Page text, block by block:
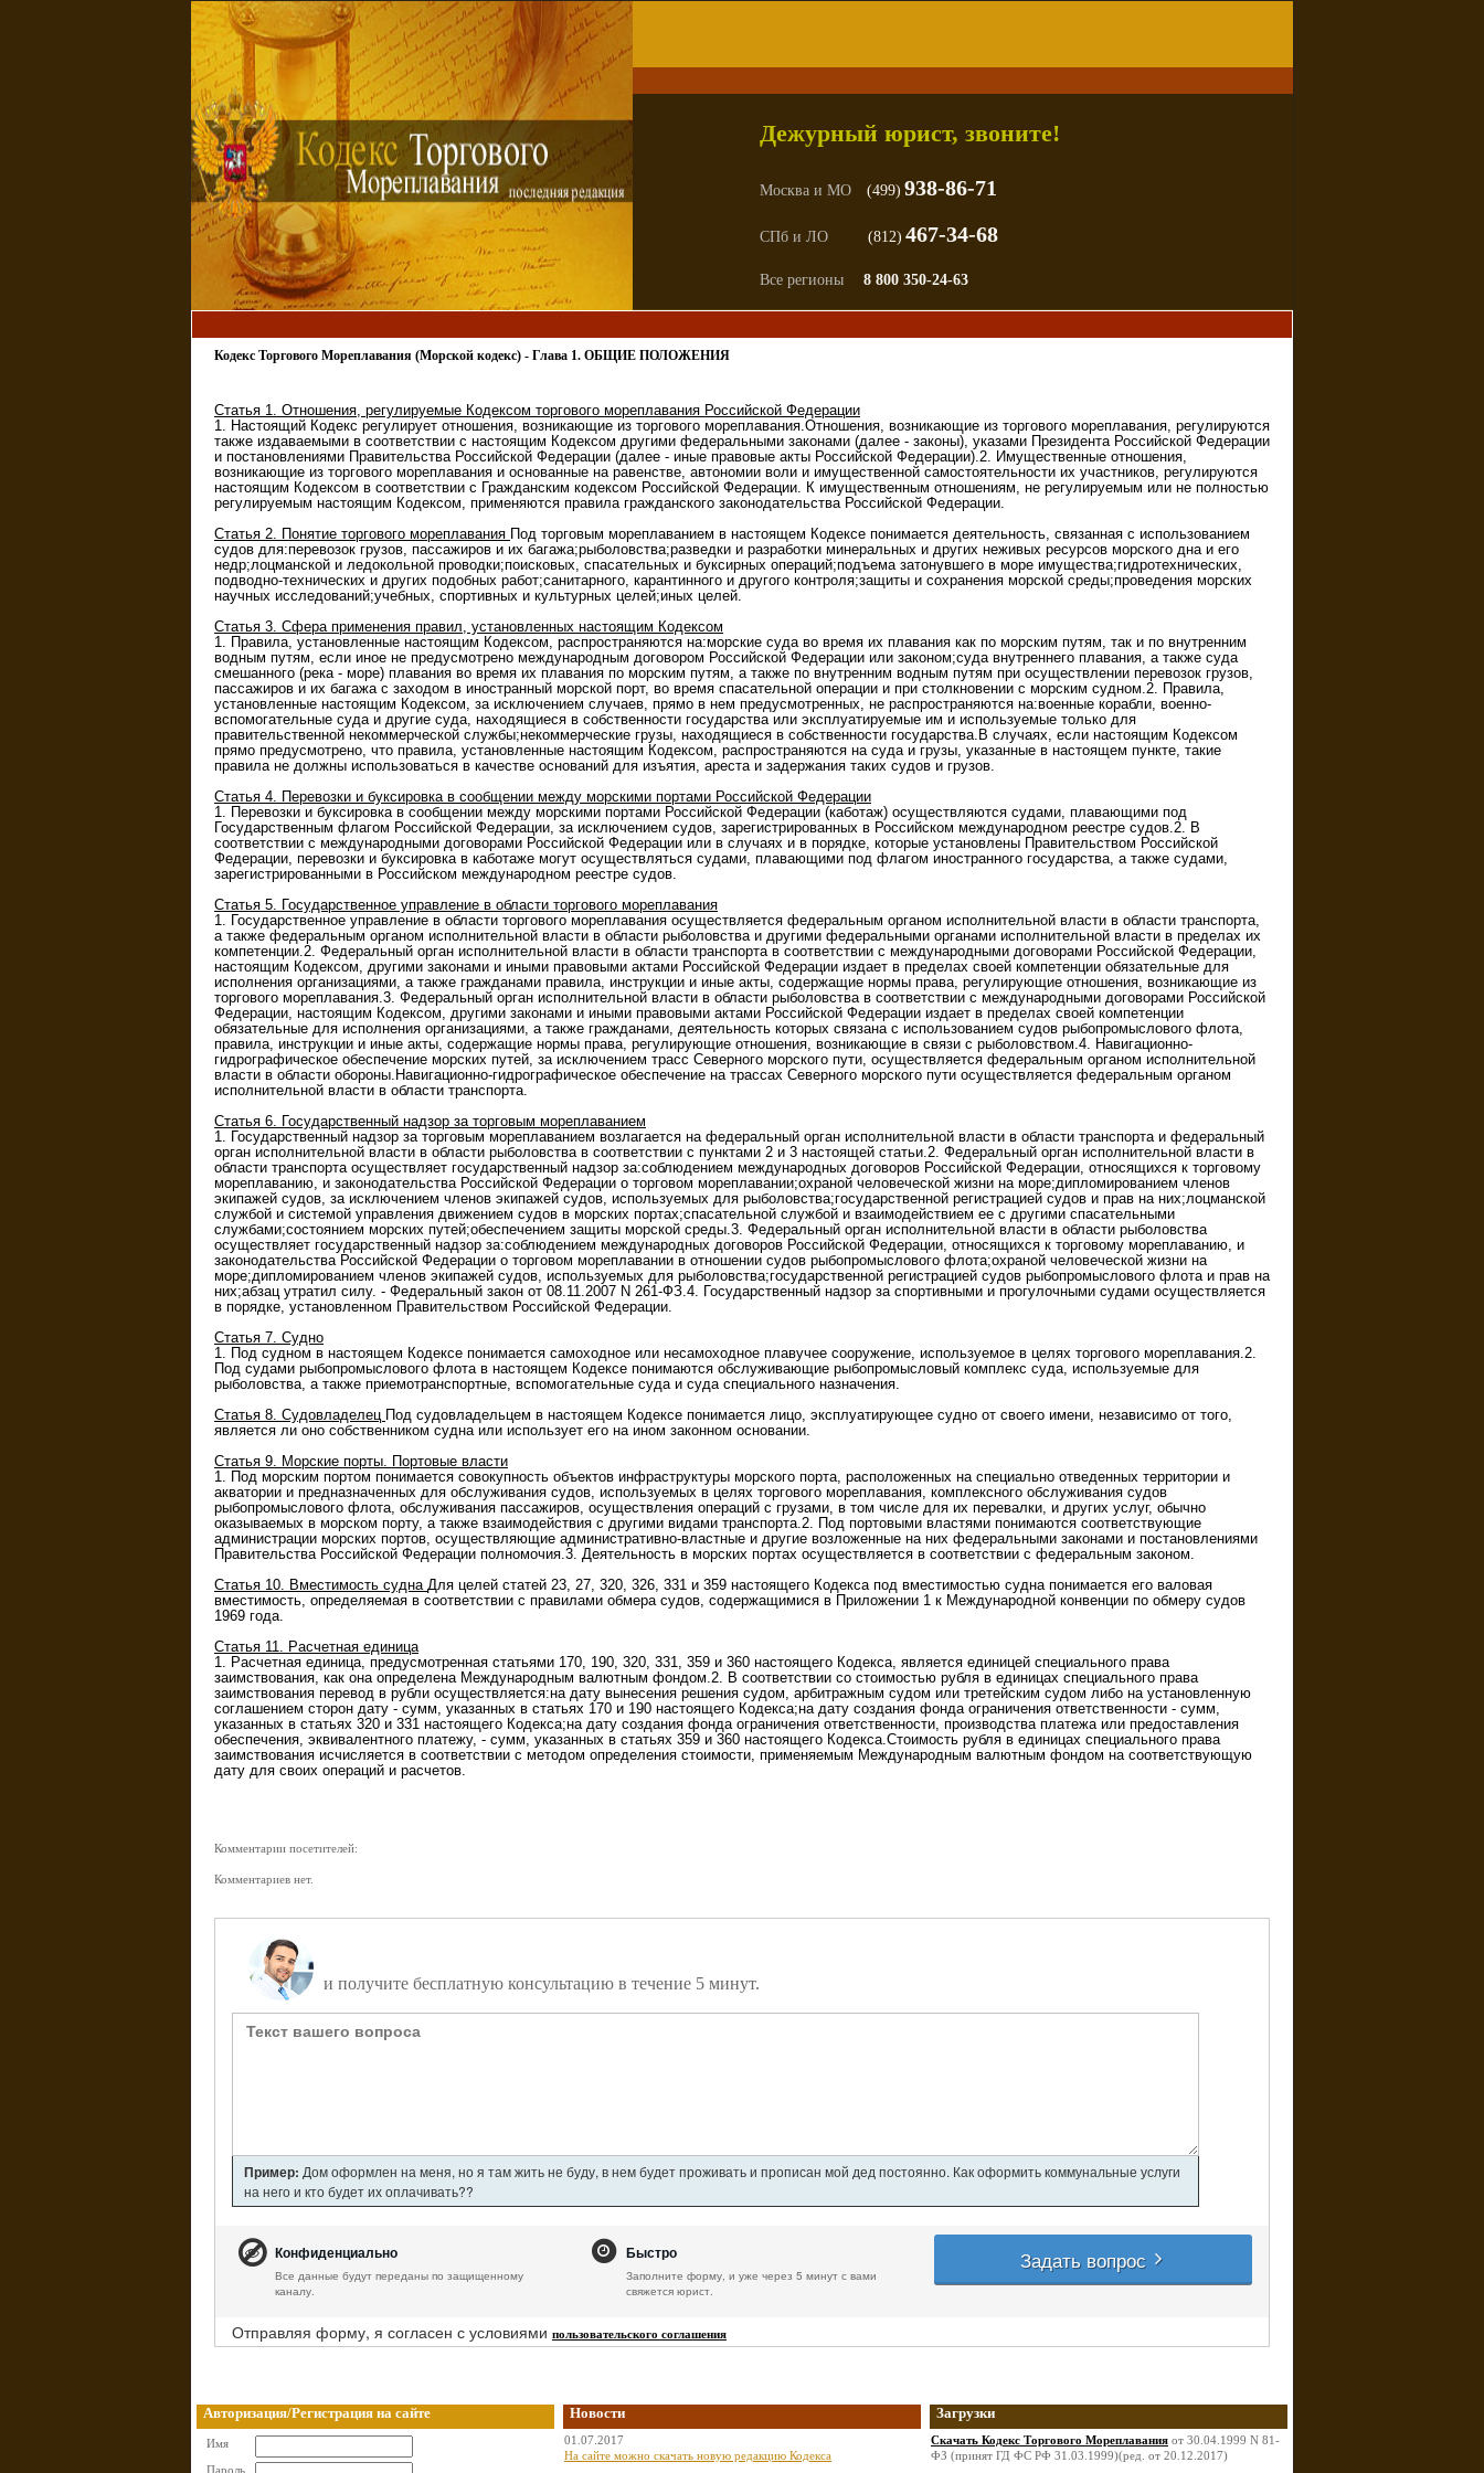
Дежурный юрист, звоните!
Москва и МО (499) 938-86-71
СПб и ЛО (812) 467-34-68
Все регионы 8 800 350-24-63
Кодекс Торгового Мореплавания (Морской кодекс) - Глава 1. ОБЩИЕ ПОЛОЖЕНИЯ
Статья 1. Отношения, регулируемые Кодексом торгового мореплавания Российской Федерации
1. Настоящий Кодекс регулирует отношения, возникающие из торгового мореплавания.Отношения, возникающие из торгового мореплавания, регулируются
также издаваемыми в соответствии с настоящим Кодексом другими федеральными законами (далее - законы), указами Президента Российской Федерации
и постановлениями Правительства Российской Федерации (далее - иные правовые акты Российской Федерации).2. Имущественные отношения,
возникающие из торгового мореплавания и основанные на равенстве, автономии воли и имущественной самостоятельности их участников, регулируются
настоящим Кодексом в соответствии с Гражданским кодексом Российской Федерации. К имущественным отношениям, не регулируемым или не полностью
регулируемым настоящим Кодексом, применяются правила гражданского законодательства Российской Федерации.
Статья 2. Понятие торгового мореплавания Под торговым мореплаванием в настоящем Кодексе понимается деятельность, связанная с использованием
судов для:перевозок грузов, пассажиров и их багажа;рыболовства;разведки и разработки минеральных и других неживых ресурсов морского дна и его
недр;лоцманской и ледокольной проводки;поисковых, спасательных и буксирных операций;подъема затонувшего в море имущества;гидротехнических,
подводно-технических и других подобных работ;санитарного, карантинного и другого контроля;защиты и сохранения морской среды;проведения морских
научных исследований;учебных, спортивных и культурных целей;иных целей.
Статья 3. Сфера применения правил, установленных настоящим Кодексом
1. Правила, установленные настоящим Кодексом, распространяются на:морские суда во время их плавания как по морским путям, так и по внутренним
водным путям, если иное не предусмотрено международным договором Российской Федерации или законом;суда внутреннего плавания, а также суда
смешанного (река - море) плавания во время их плавания по морским путям, а также по внутренним водным путям при осуществлении перевозок грузов,
пассажиров и их багажа с заходом в иностранный морской порт, во время спасательной операции и при столкновении с морским судном.2. Правила,
установленные настоящим Кодексом, за исключением случаев, прямо в нем предусмотренных, не распространяются на:военные корабли, военно-
вспомогательные суда и другие суда, находящиеся в собственности государства или эксплуатируемые им и используемые только для
правительственной некоммерческой службы;некоммерческие грузы, находящиеся в собственности государства.В случаях, если настоящим Кодексом
прямо предусмотрено, что правила, установленные настоящим Кодексом, распространяются на суда и грузы, указанные в настоящем пункте, такие
правила не должны использоваться в качестве оснований для изъятия, ареста и задержания таких судов и грузов.
Статья 4. Перевозки и буксировка в сообщении между морскими портами Российской Федерации
1. Перевозки и буксировка в сообщении между морскими портами Российской Федерации (каботаж) осуществляются судами, плавающими под
Государственным флагом Российской Федерации, за исключением судов, зарегистрированных в Российском международном реестре судов.2. В
соответствии с международными договорами Российской Федерации или в случаях и в порядке, которые установлены Правительством Российской
Федерации, перевозки и буксировка в каботаже могут осуществляться судами, плавающими под флагом иностранного государства, а также судами,
зарегистрированными в Российском международном реестре судов.
Статья 5. Государственное управление в области торгового мореплавания
1. Государственное управление в области торгового мореплавания осуществляется федеральным органом исполнительной власти в области транспорта,
а также федеральным органом исполнительной власти в области рыболовства и другими федеральными органами исполнительной власти в пределах их
компетенции.2. Федеральный орган исполнительной власти в области транспорта в соответствии с международными договорами Российской Федерации,
настоящим Кодексом, другими законами и иными правовыми актами Российской Федерации издает в пределах своей компетенции обязательные для
исполнения организациями, а также гражданами правила, инструкции и иные акты, содержащие нормы права, регулирующие отношения, возникающие из
торгового мореплавания.3. Федеральный орган исполнительной власти в области рыболовства в соответствии с международными договорами Российской
Федерации, настоящим Кодексом, другими законами и иными правовыми актами Российской Федерации издает в пределах своей компетенции
обязательные для исполнения организациями, а также гражданами, деятельность которых связана с использованием судов рыбопромыслового флота,
правила, инструкции и иные акты, содержащие нормы права, регулирующие отношения, возникающие в связи с рыболовством.4. Навигационно-
гидрографическое обеспечение морских путей, за исключением трасс Северного морского пути, осуществляется федеральным органом исполнительной
власти в области обороны.Навигационно-гидрографическое обеспечение на трассах Северного морского пути осуществляется федеральным органом
исполнительной власти в области транспорта.
Статья 6. Государственный надзор за торговым мореплаванием
1. Государственный надзор за торговым мореплаванием возлагается на федеральный орган исполнительной власти в области транспорта и федеральный
орган исполнительной власти в области рыболовства в соответствии с пунктами 2 и 3 настоящей статьи.2. Федеральный орган исполнительной власти в
области транспорта осуществляет государственный надзор за:соблюдением международных договоров Российской Федерации, относящихся к торговому
мореплаванию, и законодательства Российской Федерации о торговом мореплавании;охраной человеческой жизни на море;дипломированием членов
экипажей судов, за исключением членов экипажей судов, используемых для рыболовства;государственной регистрацией судов и прав на них;лоцманской
службой и системой управления движением судов в морских портах;спасательной службой и взаимодействием ее с другими спасательными
службами;состоянием морских путей;обеспечением защиты морской среды.3. Федеральный орган исполнительной власти в области рыболовства
осуществляет государственный надзор за:соблюдением международных договоров Российской Федерации, относящихся к торговому мореплаванию, и
законодательства Российской Федерации о торговом мореплавании в отношении судов рыбопромыслового флота;охраной человеческой жизни на
море;дипломированием членов экипажей судов, используемых для рыболовства;государственной регистрацией судов рыбопромыслового флота и прав на
них;абзац утратил силу. - Федеральный закон от 08.11.2007 N 261-ФЗ.4. Государственный надзор за спортивными и прогулочными судами осуществляется
в порядке, установленном Правительством Российской Федерации.
Статья 7. Судно
1. Под судном в настоящем Кодексе понимается самоходное или несамоходное плавучее сооружение, используемое в целях торгового мореплавания.2.
Под судами рыбопромыслового флота в настоящем Кодексе понимаются обслуживающие рыбопромысловый комплекс суда, используемые для
рыболовства, а также приемотранспортные, вспомогательные суда и суда специального назначения.
Статья 8. Судовладелец Под судовладельцем в настоящем Кодексе понимается лицо, эксплуатирующее судно от своего имени, независимо от того,
является ли оно собственником судна или использует его на ином законном основании.
Статья 9. Морские порты. Портовые власти
1. Под морским портом понимается совокупность объектов инфраструктуры морского порта, расположенных на специально отведенных территории и
акватории и предназначенных для обслуживания судов, используемых в целях торгового мореплавания, комплексного обслуживания судов
рыбопромыслового флота, обслуживания пассажиров, осуществления операций с грузами, в том числе для их перевалки, и других услуг, обычно
оказываемых в морском порту, а также взаимодействия с другими видами транспорта.2. Под портовыми властями понимаются соответствующие
администрации морских портов, осуществляющие административно-властные и другие возложенные на них федеральными законами и постановлениями
Правительства Российской Федерации полномочия.3. Деятельность в морских портах осуществляется в соответствии с федеральным законом.
Статья 10. Вместимость судна Для целей статей 23, 27, 320, 326, 331 и 359 настоящего Кодекса под вместимостью судна понимается его валовая
вместимость, определяемая в соответствии с правилами обмера судов, содержащимися в Приложении 1 к Международной конвенции по обмеру судов
1969 года.
Статья 11. Расчетная единица
1. Расчетная единица, предусмотренная статьями 170, 190, 320, 331, 359 и 360 настоящего Кодекса, является единицей специального права
заимствования, как она определена Международным валютным фондом.2. В соответствии со стоимостью рубля в единицах специального права
заимствования перевод в рубли осуществляется:на дату вынесения решения судом, арбитражным судом или третейским судом либо на установленную
соглашением сторон дату - сумм, указанных в статьях 170 и 190 настоящего Кодекса;на дату создания фонда ограничения ответственности - сумм,
указанных в статьях 320 и 331 настоящего Кодекса;на дату создания фонда ограничения ответственности, производства платежа или предоставления
обеспечения, эквивалентного платежу, - сумм, указанных в статьях 359 и 360 настоящего Кодекса.Стоимость рубля в единицах специального права
заимствования исчисляется в соответствии с методом определения стоимости, применяемым Международным валютным фондом на соответствующую
дату для своих операций и расчетов.
Комментарии посетителей:
Комментариев нет.
и получите бесплатную консультацию в течение 5 минут.
Пример: Дом оформлен на меня, но я там жить не буду, в нем будет проживать и прописан мой дед постоянно. Как оформить коммунальные услуги
на него и кто будет их оплачивать??
Конфиденциально
Все данные будут переданы по защищенному
каналу.
Быстро
Заполните форму, и уже через 5 минут с вами
свяжется юрист.
Задать вопрос
Отправляя форму, я согласен с условиями пользовательского соглашения
Авторизация/Регистрация на сайте
Имя
Пароль
Новости
01.07.2017
На сайте можно скачать новую редакцию Кодекса
Загрузки
Скачать Кодекс Торгового Мореплавания от 30.04.1999 N 81-
ФЗ (принят ГД ФС РФ 31.03.1999)(ред. от 20.12.2017)